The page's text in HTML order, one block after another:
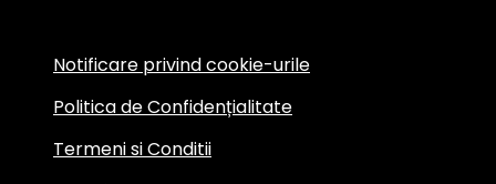
Notificare privind cookie-urile
Politica de Confidențialitate
Termeni si Conditii